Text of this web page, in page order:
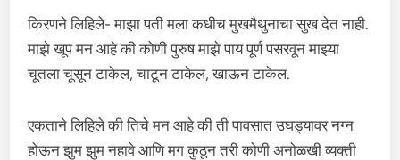
किरणने लिहिले- माझा पती मला कधीच मुखमैथुनाचा सुख देत नाही.
माझे खूप मन आहे की कोणी पुरुष माझे पाय पूर्ण पसरवून माझ्या
चूतला चूसून टाकेल, चाटून टाकेल, खाऊन टाकेल.
एकताने लिहिले की तिचे मन आहे की ती पावसात उघड्यावर नग्न
होऊन झुम झुम नहावे आणि मग कुठून तरी कोणी अनोळखी व्यक्ती